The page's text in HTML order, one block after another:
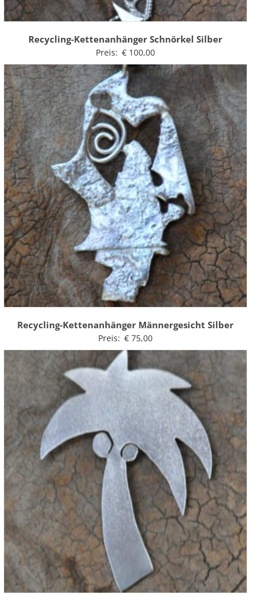
Recycling-Kettenanhänger Schnörkel Silber
Preis: €100,00
Recycling-Kettenanhänger Männergesicht Silber
Preis: €75,00